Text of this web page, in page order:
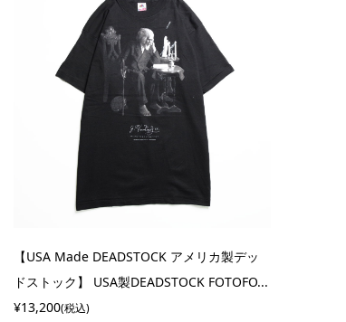
【USA Made DEADSTOCK アメリカ製デッ
ドストック】 USA製DEADSTOCK FOTOFO...
¥13,200(税込)